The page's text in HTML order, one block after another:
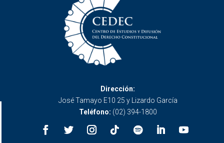
Dirección:
José Tamayo E10 25 y Lizardo García
Teléfono: (02) 394-1800